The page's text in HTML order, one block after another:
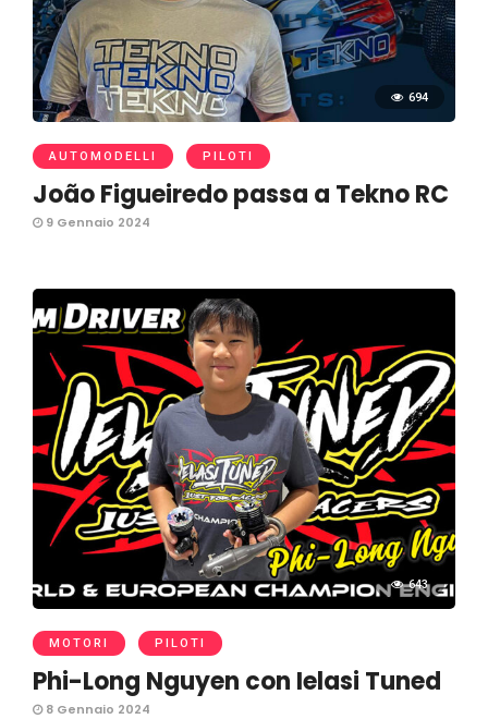
694
AUTOMODELLI PILOTI
João Figueiredo passa a Tekno RC
9 Gennaio 2024
643
MOTORI PILOTI
Phi-Long Nguyen con Ielasi Tuned
8 Gennaio 2024